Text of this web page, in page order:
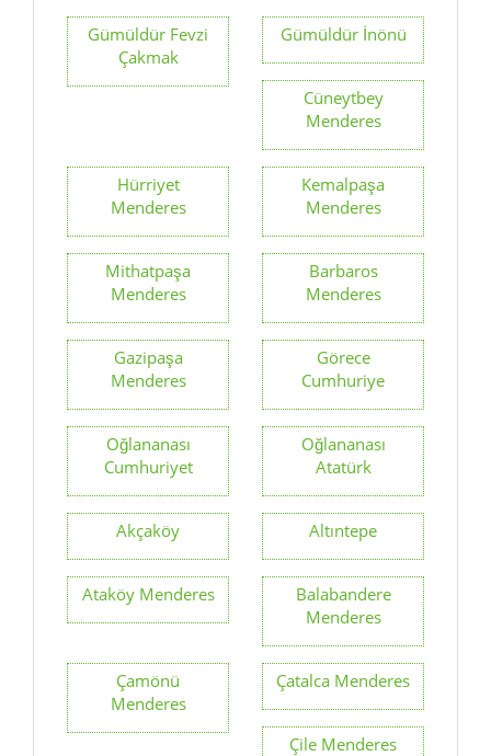
Gümüldür Fevzi
Çakmak
Gümüldür İnönü
Cüneytbey
Menderes
Hürriyet
Menderes
Kemalpaşa
Menderes
Mithatpaşa
Menderes
Barbaros
Menderes
Gazipaşa
Menderes
Görece
Cumhuriye
Oğlananası
Cumhuriyet
Oğlananası
Atatürk
Akçaköy Altıntepe
Ataköy Menderes
Balabandere
Menderes
Çamönü
Menderes
Çatalca Menderes
Çile Menderes